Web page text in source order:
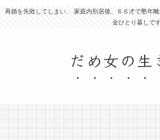
再婚を失敗してしまい、 家庭内別居後、６６才で塾年
金ひとり暮しで
だめ女の生